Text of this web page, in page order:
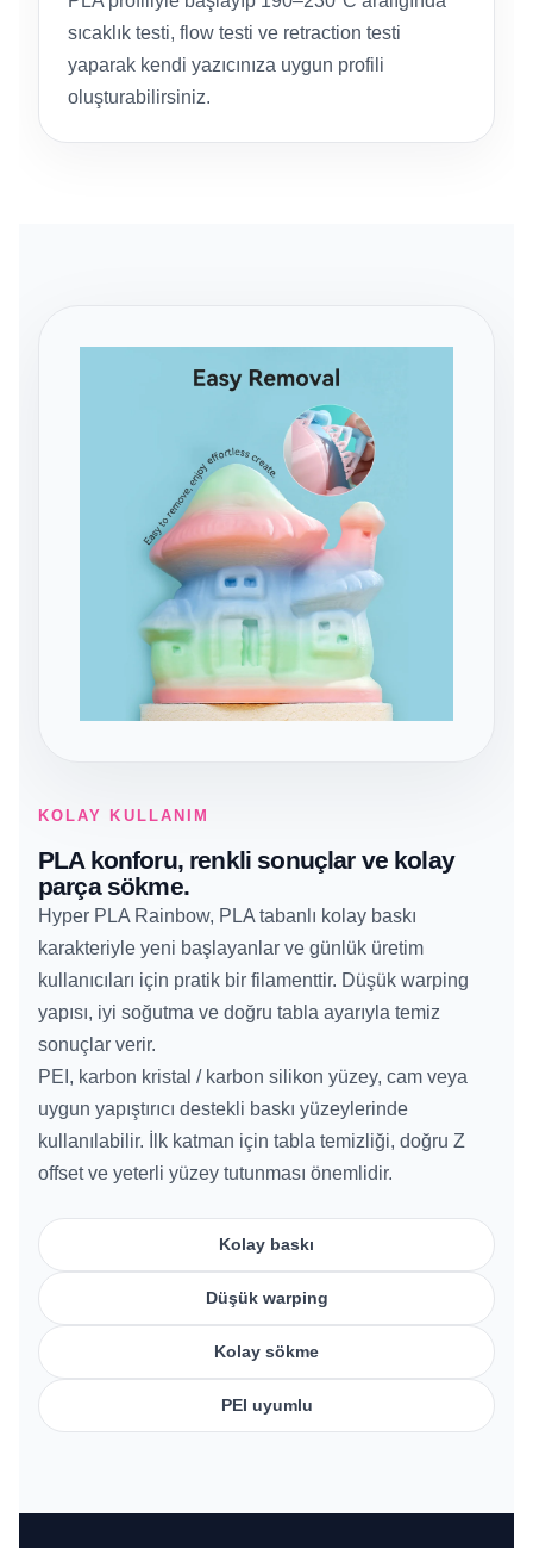
sıcaklık testi, flow testi ve retraction testi
yaparak kendi yazıcınıza uygun profili
oluşturabilirsiniz.
KOLAY KULLANIM
PLA konforu, renkli sonuçlar ve kolay
parça sökme.
Hyper PLA Rainbow, PLA tabanlı kolay baskı
karakteriyle yeni başlayanlar ve günlük üretim
kullanıcıları için pratik bir filamenttir. Düşük warping
yapısı, iyi soğutma ve doğru tabla ayarıyla temiz
sonuçlar verir.
PEI, karbon kristal / karbon silikon yüzey, cam veya
uygun yapıştırıcı destekli baskı yüzeylerinde
kullanılabilir. İlk katman için tabla temizliği, doğru Z
offset ve yeterli yüzey tutunması önemlidir.
Kolay baskı
Düşük warping
Kolay sökme
PEI uyumlu